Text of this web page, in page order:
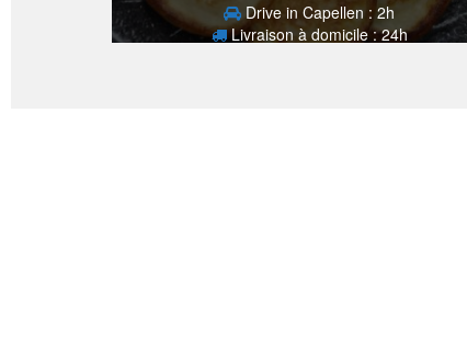
Drive in Capellen : 2h
Livraison à domicile : 24h